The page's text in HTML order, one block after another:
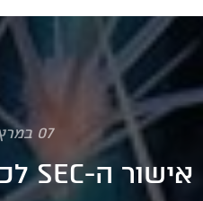
07 במרץ 2024
אישור ה-SEC לכללי גילוי אקלים